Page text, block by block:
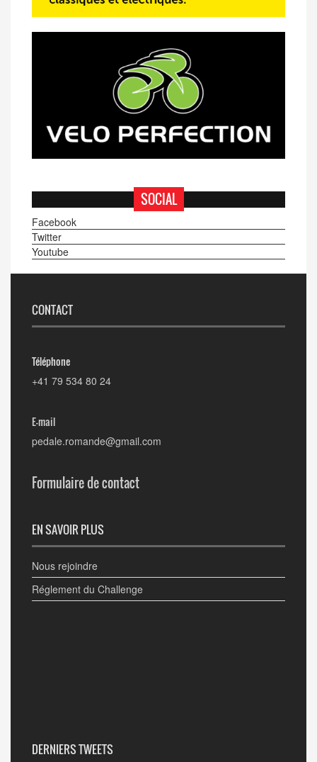
SOCIAL
Facebook
Twitter
Youtube
CONTACT
Téléphone
+41 79 534 80 24
E-mail
pedale.romande@gmail.com
Formulaire de contact
EN SAVOIR PLUS
Nous rejoindre
Réglement du Challenge
DERNIERS TWEETS